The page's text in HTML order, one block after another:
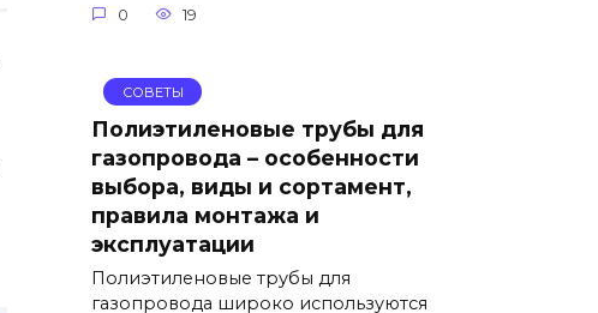
0 19
СОВЕТЫ
Полиэтиленовые трубы для
газопровода – особенности
выбора, виды и сортамент,
правила монтажа и
эксплуатации
Полиэтиленовые трубы для
газопровода широко используются